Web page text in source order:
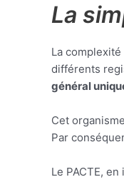
La
La
différents
général
Cet
Par
Le PACTE,